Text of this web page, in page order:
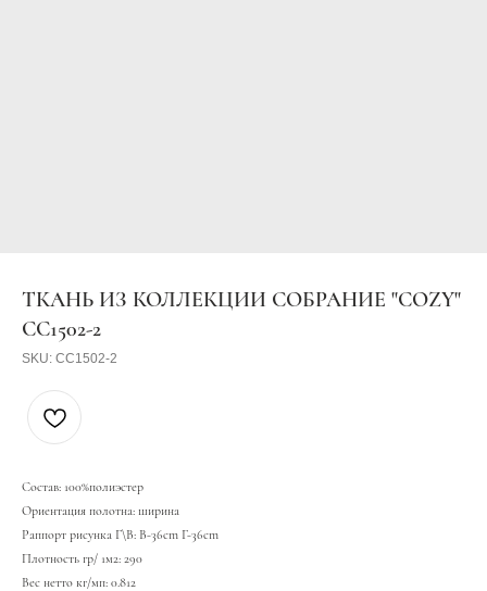
ТКАНЬ ИЗ КОЛЛЕКЦИИ СОБРАНИЕ "COZY"
CC1502-2
SKU: CC1502-2
Состав: 100%полиэстер
Ориентация полотна: ширина
Раппорт рисунка Г\В: В-36cm Г-36cm
Плотность гр/ 1м2: 290
Вес нетто кг/мп: 0.812